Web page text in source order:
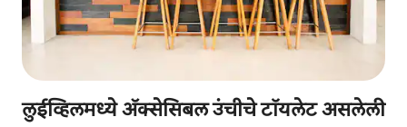
लुईव्हिलमध्ये ॲक्सेसिबल उंचीचे टॉयलेट असलेली